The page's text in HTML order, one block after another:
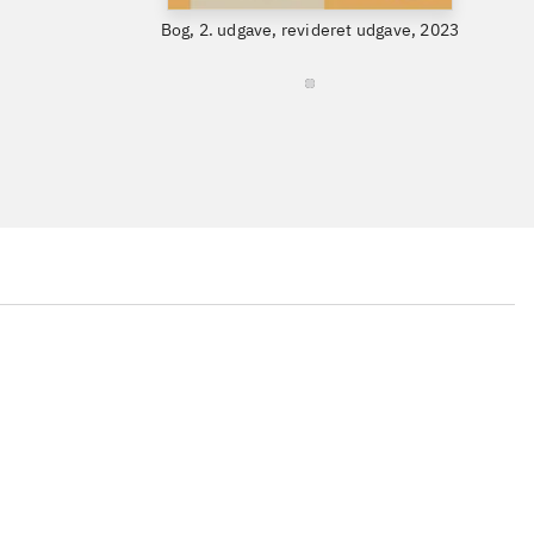
Bog, 2. udgave, revideret udgave, 2023